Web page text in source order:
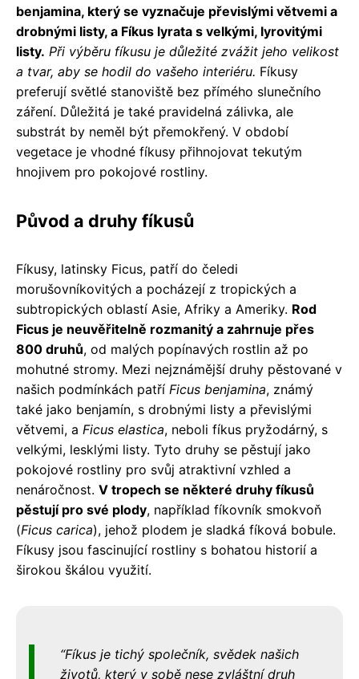
benjamina, který se vyznačuje převislými větvemi a
drobnými listy, a Fíkus lyrata s velkými, lyrovitými
listy. Při výběru fíkusu je důležité zvážit jeho velikost
a tvar, aby se hodil do vašeho interiéru. Fíkusy
preferují světlé stanoviště bez přímého slunečního
záření. Důležitá je také pravidelná zálivka, ale
substrát by neměl být přemokřený. V období
vegetace je vhodné fíkusy přihnojovat tekutým
hnojivem pro pokojové rostliny.
Původ a druhy fíkusů
Fíkusy, latinsky Ficus, patří do čeledi
morušovníkovitých a pocházejí z tropických a
subtropických oblastí Asie, Afriky a Ameriky. Rod
Ficus je neuvěřitelně rozmanitý a zahrnuje přes
800 druhů, od malých popínavých rostlin až po
mohutné stromy. Mezi nejznámější druhy pěstované v
našich podmínkách patří Ficus benjamina, známý
také jako benjamín, s drobnými listy a převislými
větvemi, a Ficus elastica, neboli fíkus pryžodárný, s
velkými, lesklými listy. Tyto druhy se pěstují jako
pokojové rostliny pro svůj atraktivní vzhled a
nenáročnost. V tropech se některé druhy fíkusů
pěstují pro své plody, například fíkovník smokvoň
(Ficus carica), jehož plodem je sladká fíková bobule.
Fíkusy jsou fascinující rostliny s bohatou historií a
širokou škálou využití.
Fíkus je tichý společník, svědek našich
životů, který v sobě nese zvláštní druh